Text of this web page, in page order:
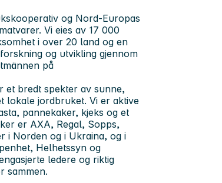
og Nord-Europas
Vi eies av 17 000
i over 20 land og en
og utvikling gjennom
på
et bredt spekter av sunne,
lokale jordbruket. Vi er aktive
pannekaker, kjeks og et
er AXA, Regal, Sopps,
i Norden og i Ukraina, og i
Helhetssyn og
ledere og riktig
sammen.